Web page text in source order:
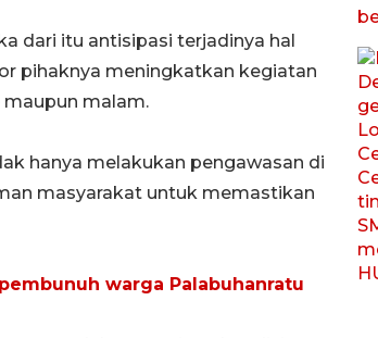
dari itu antisipasi terjadinya hal
pihaknya meningkatkan kegiatan
malam.
hanya melakukan pengawasan di
masyarakat untuk memastikan
warga Palabuhanratu